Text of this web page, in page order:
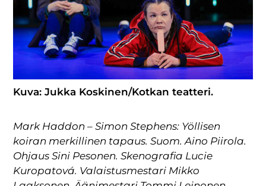
Kuva: Jukka Koskinen/Kotkan teatteri.
Mark Haddon – Simon Stephens: Yöllisen
koiran merkillinen tapaus. Suom. Aino Piirola.
Ohjaus Sini Pesonen. Skenografia Lucie
Kuropatová. Valaistusmestari Mikko